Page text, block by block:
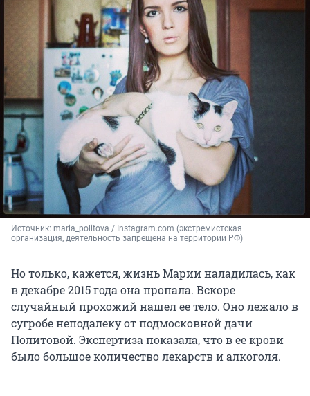
Источник: maria_politova / Instagram.com (экстремистская
организация, деятельность запрещена на территории РФ)
Но только, кажется, жизнь Марии наладилась, как
в декабре 2015 года она пропала. Вскоре
случайный прохожий нашел ее тело. Оно лежало в
сугробе неподалеку от подмосковной дачи
Политовой. Экспертиза показала, что в ее крови
было большое количество лекарств и алкоголя.